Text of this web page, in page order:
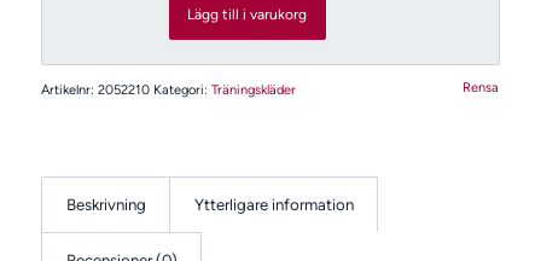
Rensa
Lägg till i varukorg
Artikelnr: 2052210 Kategori: Träningskläder
Beskrivning Ytterligare information